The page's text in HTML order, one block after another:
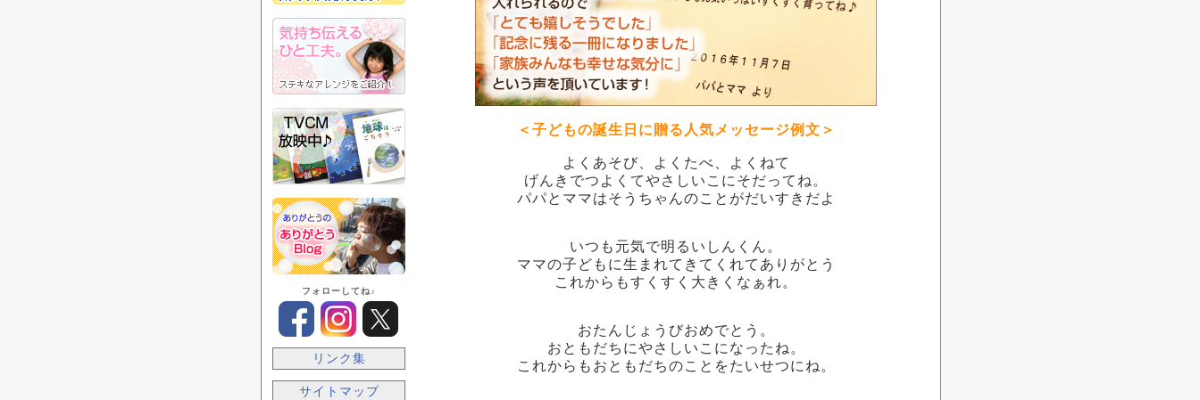
フォローしてね♪
リンク集
サイトマップ
＜子どもの誕生日に贈る人気メッセージ例文＞
よくあそび、よくたべ、よくねて
げんきでつよくてやさしいこにそだってね。
パパとママはそうちゃんのことがだいすきだよ
いつも元気で明るいしんくん。
ママの子どもに生まれてきてくれてありがとう
これからもすくすく大きくなぁれ。
おたんじょうびおめでとう。
おともだちにやさしいこになったね。
これからもおともだちのことをたいせつにね。